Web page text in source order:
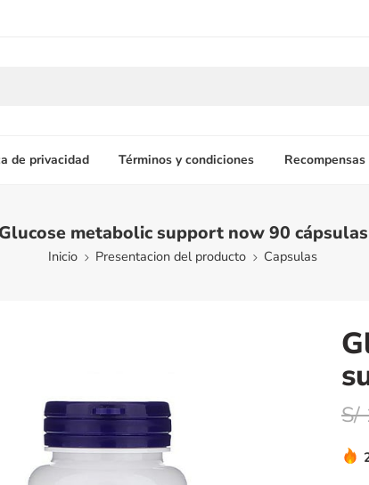
de privacidad Términos y condiciones Recompensas
Glucose metabolic support now 90 cápsulas
Inicio Presentacion del producto Capsulas
S/